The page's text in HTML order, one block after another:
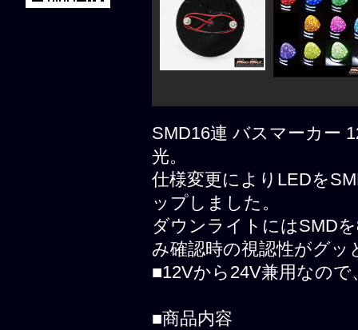
SMD16連 バスマーカー
光。
仕様変更によりLEDを
ップしました。
ダウンライトにはSMD
み確認時の視認性がグッ
■12Vから24V兼用なの
■商品内容